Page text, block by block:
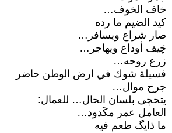
خاف الخوف…
كيد الضيم ما رده
صار شراع ويسافر…
چَيف أوداع ويهاجر…
زرع روحه…
فسيلة شوك في ارض الوطن حاضر
جرح موال…
يتحچى بلسان الحال… للعمال:
العامل عمر مكَدود…
ما ذايگ طعم فيه